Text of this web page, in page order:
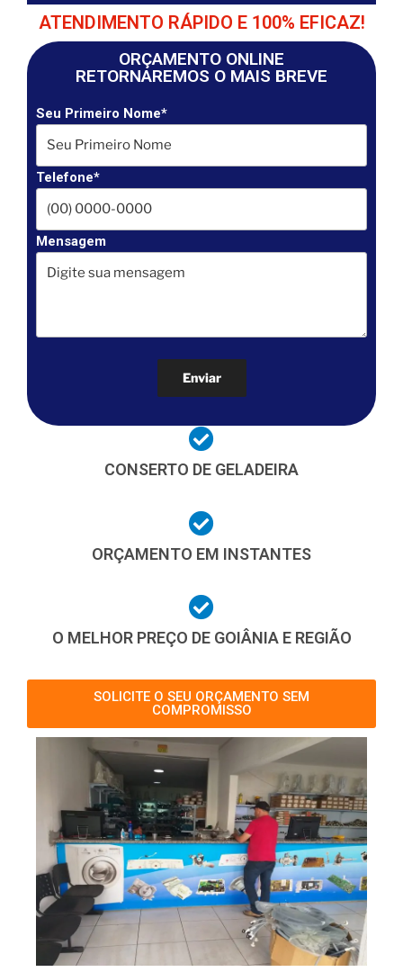
ATENDIMENTO RÁPIDO E 100% EFICAZ!
ORÇAMENTO ONLINE
RETORNAREMOS O MAIS BREVE
Seu Primeiro Nome*
Telefone*
Mensagem
CONSERTO DE GELADEIRA
ORÇAMENTO EM INSTANTES
O MELHOR PREÇO DE GOIÂNIA E REGIÃO
SOLICITE O SEU ORÇAMENTO SEM
COMPROMISSO